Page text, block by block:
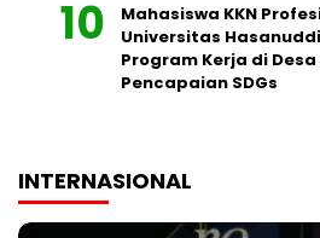
Mahasiswa KKN
Universitas
Program Kerja di
Pencapaian SDGs
INTERNASIONAL